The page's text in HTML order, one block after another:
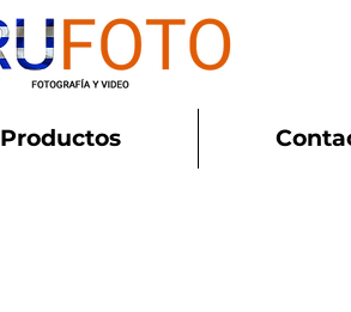
Productos